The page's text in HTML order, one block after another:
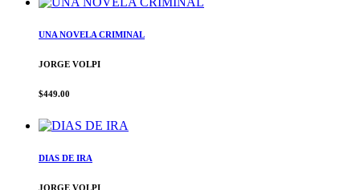
UNA NOVELA CRIMINAL
JORGE VOLPI
$449.00
DIAS DE IRA
JORGE VOLPI